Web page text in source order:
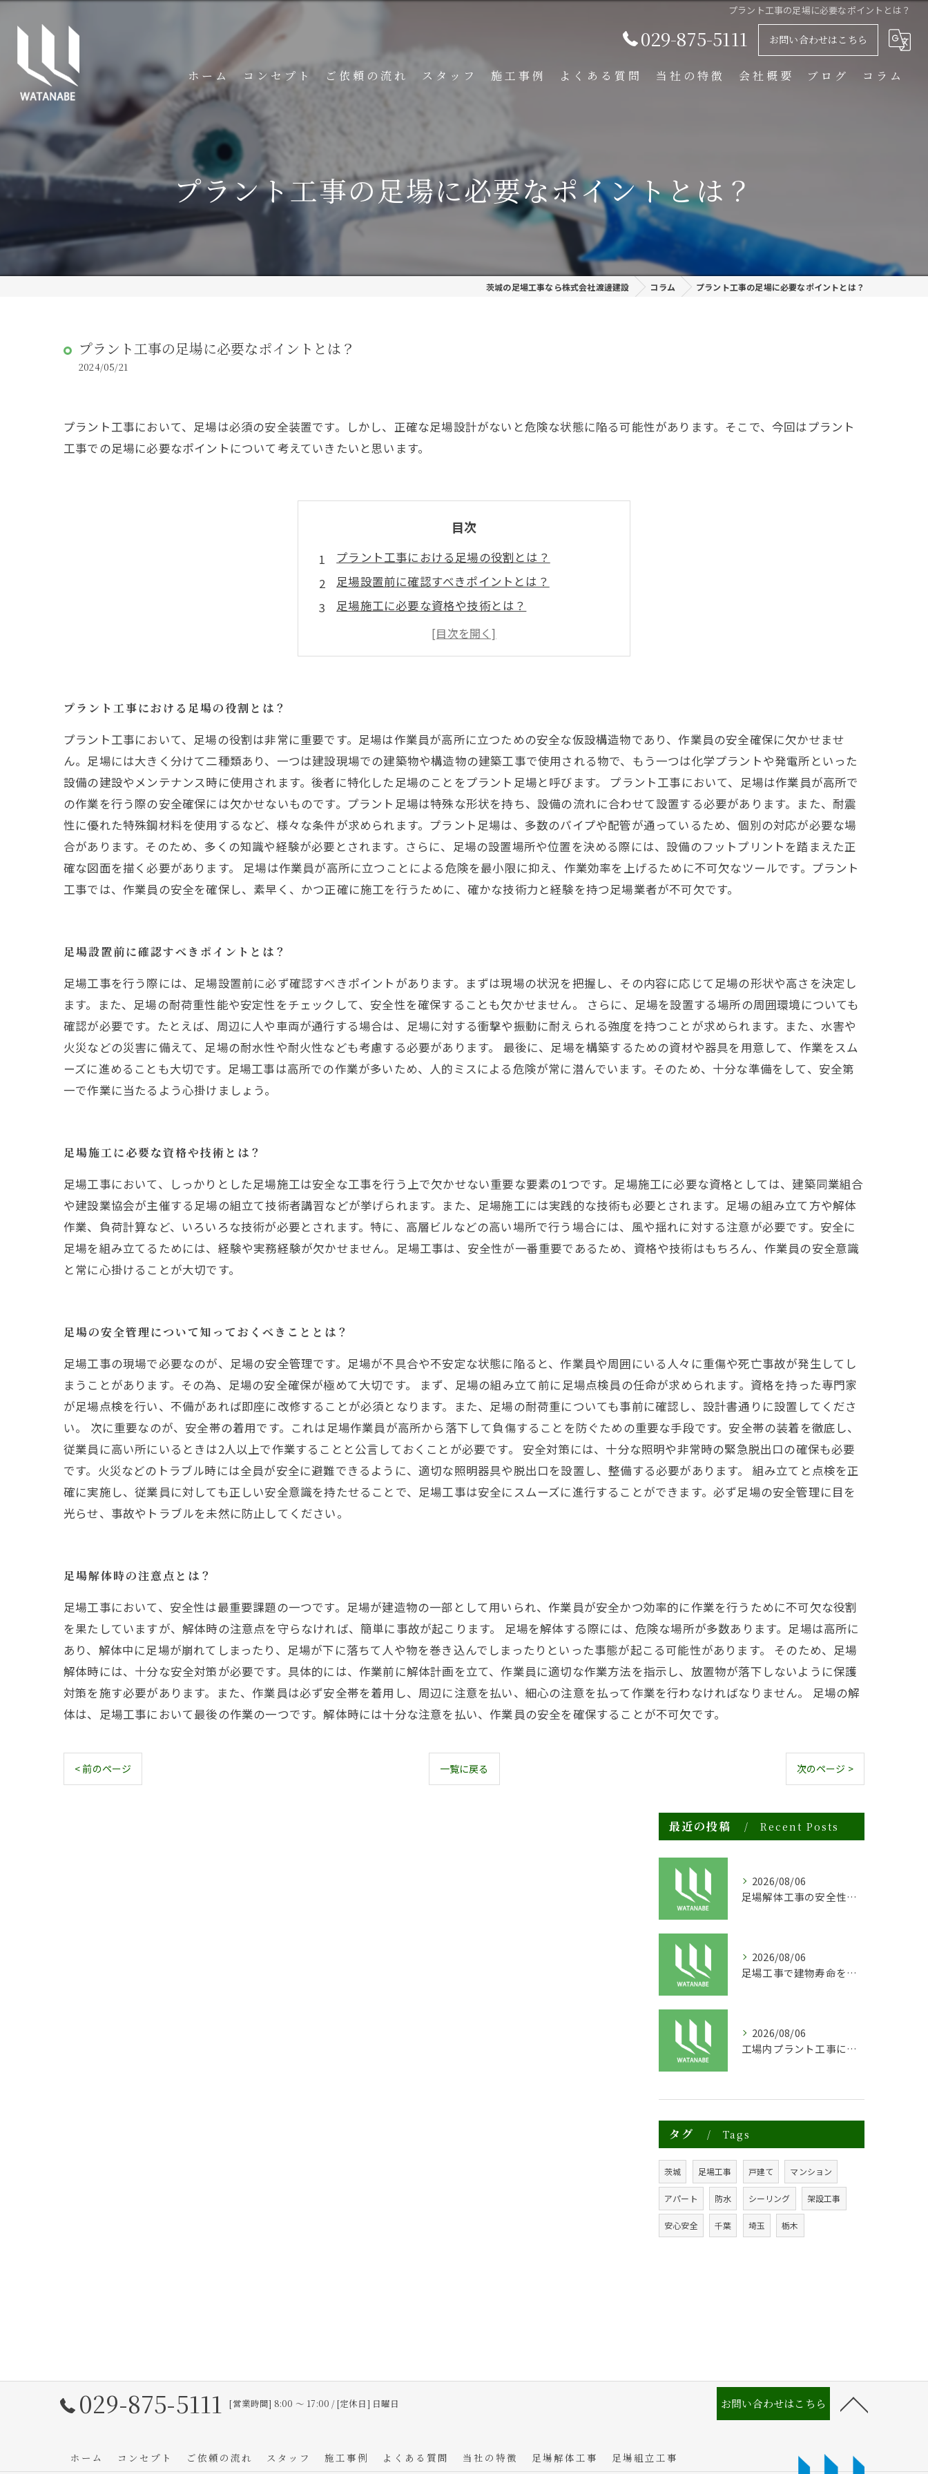
プラント工事の足場に必要なポイントとは？
029-875-5111 お問い合わせはこちら
ホーム コンセプト ご依頼の流れ スタッフ 施工事例 よくある質問 当社の特徴
プラント工事
リース
会社概要 ブログ コラム
プラント工事の足場に必要なポイントとは？
茨城の足場工事なら株式会社渡邊建設 コラム プラント工事の足場に必要なポイントとは？
プラント工事の足場に必要なポイントとは？
2024/05/21
プラント工事において、足場は必須の安全装置です。しかし、正確な足場設計がないと危険な状態に陥る可能性があります。そこで、今回はプラント
工事での足場に必要なポイントについて考えていきたいと思います。
目次
プラント工事における足場の役割とは？
足場設置前に確認すべきポイントとは？
足場施工に必要な資格や技術とは？
足場の安全管理について知っておくべきこととは？
足場解体時の注意点とは？
プラント工事における足場の役割とは？
プラント工事において、足場の役割は非常に重要です。足場は作業員が高所に立つための安全な仮設構造物であり、作業員の安全確保に欠かせませ
ん。足場には大きく分けて二種類あり、一つは建設現場での建築物や構造物の建築工事で使用される物で、もう一つは化学プラントや発電所といった
設備の建設やメンテナンス時に使用されます。後者に特化した足場のことをプラント足場と呼びます。 プラント工事において、足場は作業員が高所で
の作業を行う際の安全確保には欠かせないものです。プラント足場は特殊な形状を持ち、設備の流れに合わせて設置する必要があります。また、耐震
性に優れた特殊鋼材料を使用するなど、様々な条件が求められます。プラント足場は、多数のパイプや配管が通っているため、個別の対応が必要な場
合があります。そのため、多くの知識や経験が必要とされます。さらに、足場の設置場所や位置を決める際には、設備のフットプリントを踏まえた正
確な図面を描く必要があります。 足場は作業員が高所に立つことによる危険を最小限に抑え、作業効率を上げるために不可欠なツールです。プラント
工事では、作業員の安全を確保し、素早く、かつ正確に施工を行うために、確かな技術力と経験を持つ足場業者が不可欠です。
足場設置前に確認すべきポイントとは？
足場工事を行う際には、足場設置前に必ず確認すべきポイントがあります。まずは現場の状況を把握し、その内容に応じて足場の形状や高さを決定し
ます。また、足場の耐荷重性能や安定性をチェックして、安全性を確保することも欠かせません。 さらに、足場を設置する場所の周囲環境についても
確認が必要です。たとえば、周辺に人や車両が通行する場合は、足場に対する衝撃や振動に耐えられる強度を持つことが求められます。また、水害や
火災などの災害に備えて、足場の耐水性や耐火性なども考慮する必要があります。 最後に、足場を構築するための資材や器具を用意して、作業をスム
ーズに進めることも大切です。足場工事は高所での作業が多いため、人的ミスによる危険が常に潜んでいます。そのため、十分な準備をして、安全第
一で作業に当たるよう心掛けましょう。
足場施工に必要な資格や技術とは？
足場工事において、しっかりとした足場施工は安全な工事を行う上で欠かせない重要な要素の1つです。足場施工に必要な資格としては、建築同業組合
や建設業協会が主催する足場の組立て技術者講習などが挙げられます。また、足場施工には実践的な技術も必要とされます。足場の組み立て方や解体
作業、負荷計算など、いろいろな技術が必要とされます。特に、高層ビルなどの高い場所で行う場合には、風や揺れに対する注意が必要です。安全に
足場を組み立てるためには、経験や実務経験が欠かせません。足場工事は、安全性が一番重要であるため、資格や技術はもちろん、作業員の安全意識
と常に心掛けることが大切です。
足場の安全管理について知っておくべきこととは？
足場工事の現場で必要なのが、足場の安全管理です。足場が不具合や不安定な状態に陥ると、作業員や周囲にいる人々に重傷や死亡事故が発生してし
まうことがあります。その為、足場の安全確保が極めて大切です。 まず、足場の組み立て前に足場点検員の任命が求められます。資格を持った専門家
が足場点検を行い、不備があれば即座に改修することが必須となります。また、足場の耐荷重についても事前に確認し、設計書通りに設置してくださ
い。 次に重要なのが、安全帯の着用です。これは足場作業員が高所から落下して負傷することを防ぐための重要な手段です。安全帯の装着を徹底し、
従業員に高い所にいるときは2人以上で作業することと公言しておくことが必要です。 安全対策には、十分な照明や非常時の緊急脱出口の確保も必要
です。火災などのトラブル時には全員が安全に避難できるように、適切な照明器具や脱出口を設置し、整備する必要があります。 組み立てと点検を正
確に実施し、従業員に対しても正しい安全意識を持たせることで、足場工事は安全にスムーズに進行することができます。必ず足場の安全管理に目を
光らせ、事故やトラブルを未然に防止してください。
足場解体時の注意点とは？
足場工事において、安全性は最重要課題の一つです。足場が建造物の一部として用いられ、作業員が安全かつ効率的に作業を行うために不可欠な役割
を果たしていますが、解体時の注意点を守らなければ、簡単に事故が起こります。 足場を解体する際には、危険な場所が多数あります。足場は高所に
あり、解体中に足場が崩れてしまったり、足場が下に落ちて人や物を巻き込んでしまったりといった事態が起こる可能性があります。 そのため、足場
解体時には、十分な安全対策が必要です。具体的には、作業前に解体計画を立て、作業員に適切な作業方法を指示し、放置物が落下しないように保護
対策を施す必要があります。また、作業員は必ず安全帯を着用し、周辺に注意を払い、細心の注意を払って作業を行わなければなりません。 足場の解
体は、足場工事において最後の作業の一つです。解体時には十分な注意を払い、作業員の安全を確保することが不可欠です。
< 前のページ 一覧に戻る 次のページ >
最近の投稿 Recent Posts
2026/08/06
足場解体工事の安全性と効率化のポイント
2026/08/06
足場工事で建物寿命を守る外装塗装の重要性
2026/08/06
工場内プラント工事に適した足場の安全対策と実践例
タグ Tags
茨城 足場工事 戸建て マンション
アパート 防水 シーリング 架設工事
安心安全 千葉 埼玉 栃木
029-875-5111 [営業時間] 8:00 〜 17:00 / [定休日] 日曜日 お問い合わせはこちら
ホーム コンセプト ご依頼の流れ スタッフ 施工事例 よくある質問 当社の特徴 足場解体工事
足場組立工事